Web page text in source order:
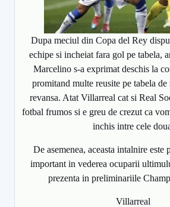
Dupa meciul din Copa del Rey
echipe si incheiat fara gol pe tabela,
Marcelino s-a exprimat deschis la
promitand multe reusite pe tabela
revansa. Atat Villarreal cat si Real
fotbal frumos si e greu de crezut ca
inchis intre cele
De asemenea, aceasta intalnire este
important in vederea ocuparii
prezenta in preliminariile
Villarreal